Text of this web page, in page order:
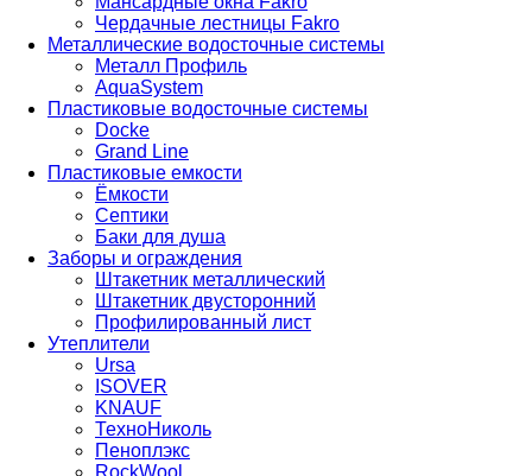
Чердачные лестницы Fakro
Металлические водосточные системы
Металл Профиль
AquaSystem
Пластиковые водосточные системы
Docke
Grand Line
Пластиковые емкости
Ёмкости
Септики
Баки для душа
Заборы и ограждения
Штакетник металлический
Штакетник двусторонний
Профилированный лист
Утеплители
Ursa
ISOVER
KNAUF
ТехноНиколь
Пеноплэкс
RockWool